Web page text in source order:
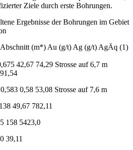
Ziele durch erste Bohrungen.
Ergebnisse der Bohrungen im Gebiet
(m*) Au (g/t) Ag (g/t) AgÄq (1)
42,67 74,29 Strosse auf 6,7 m
0,58 53,08 Strosse auf 7,6 m
49,67 782,11
158 5423,0
39,11